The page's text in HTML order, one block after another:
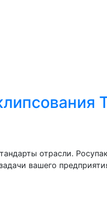
отрасли.
вашего